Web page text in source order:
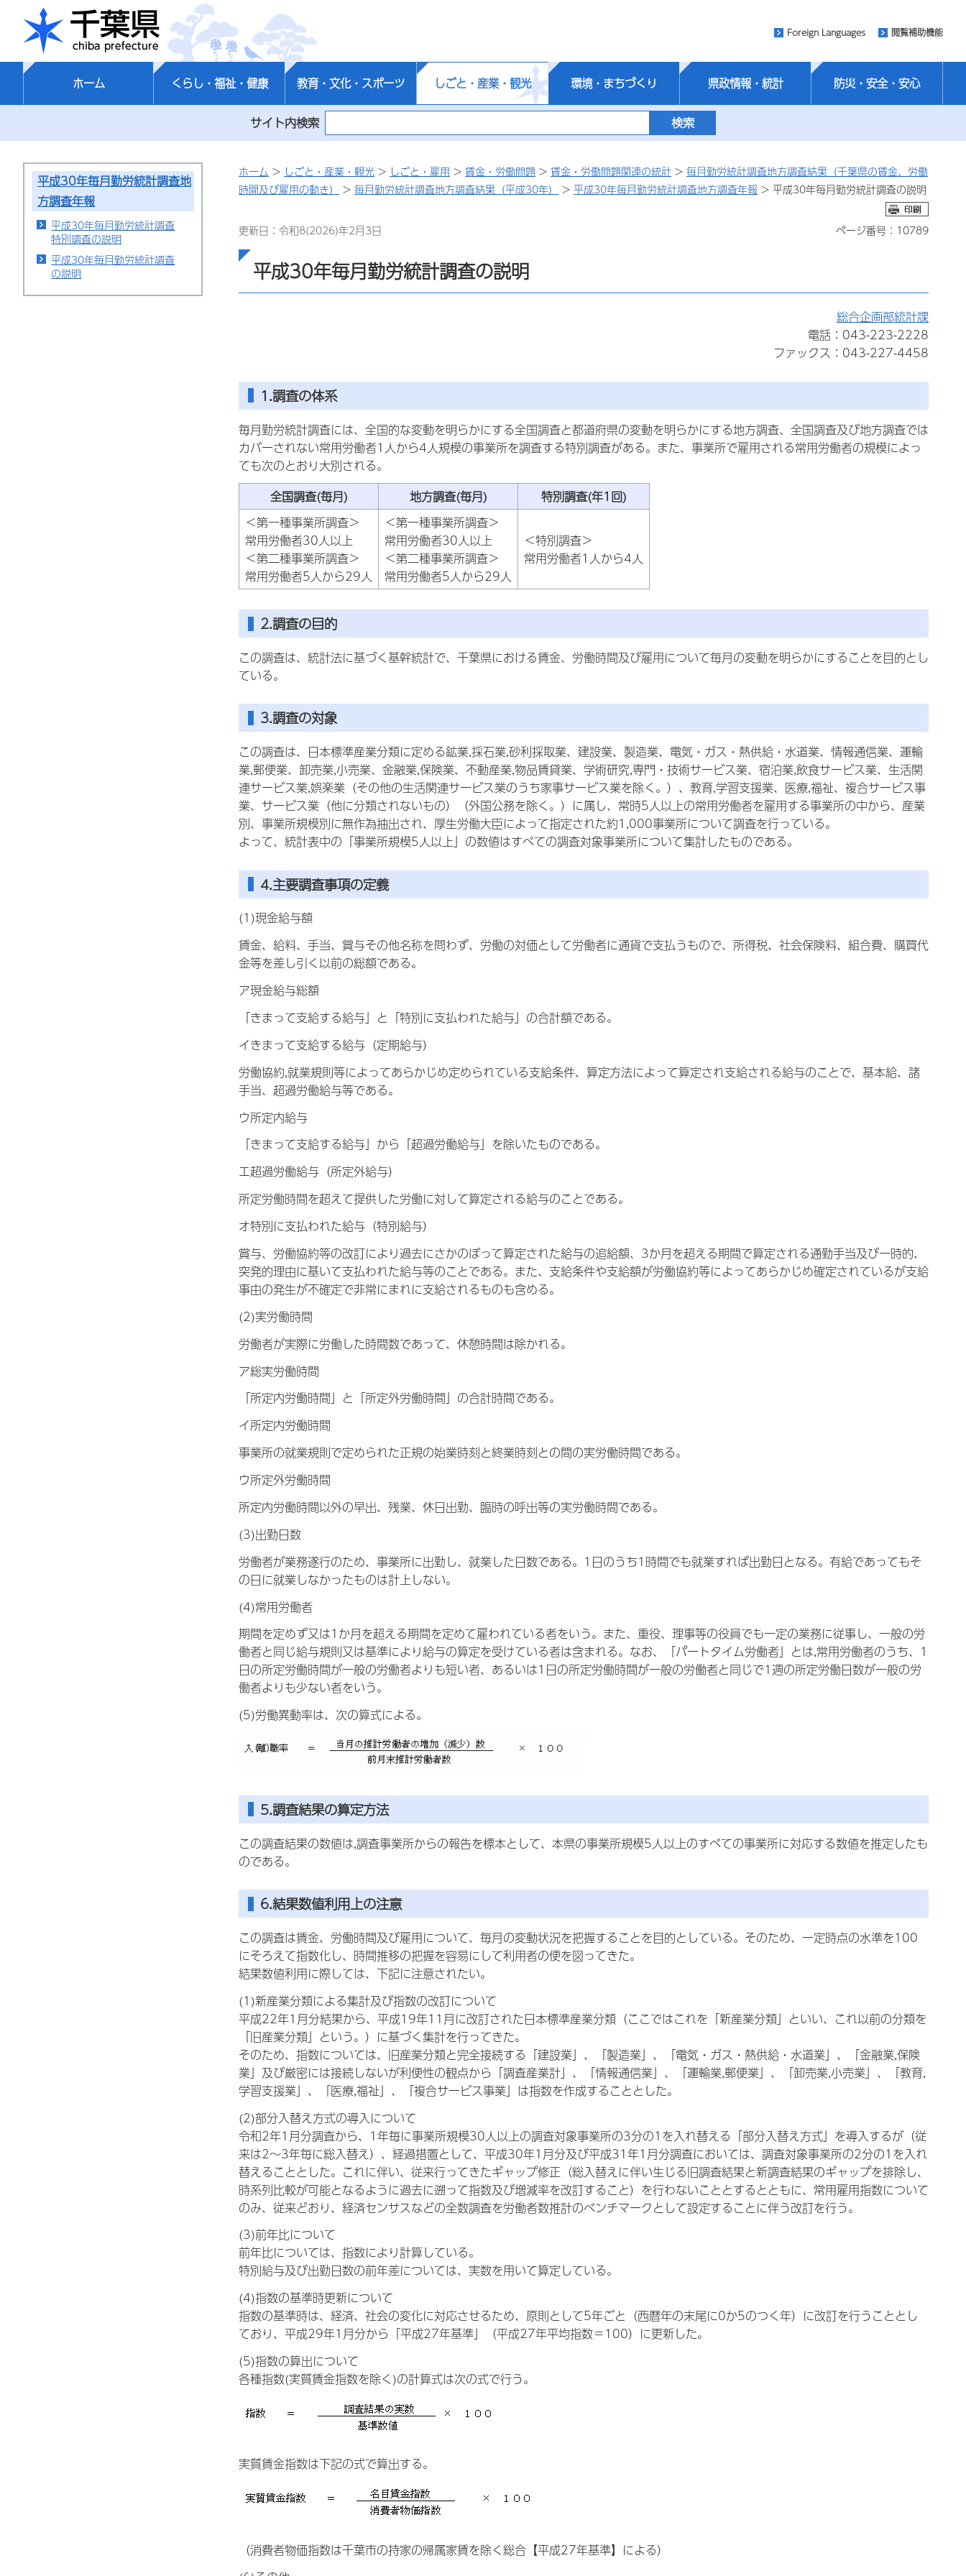
千葉県
Foreign Languages 閲覧補助機能
ホーム くらし・福祉・健康 教育・文化・スポーツ しごと・産業・観光 環境・まちづくり 県政情報・統計 防災・安全・安心
サイト内検索
平成30年毎月勤労統計調査地
方調査年報
平成30年毎月勤労統計調査
特別調査の説明
平成30年毎月勤労統計調査
の説明
ホーム > しごと・産業・観光 > しごと・雇用 > 賃金・労働問題 > 賃金・労働問題関連の統計 > 毎月勤労統計調査地方調査結果（千葉県の賃金、労働
時間及び雇用の動き）
> 毎月勤労統計調査地方調査結果（平成30年） > 平成30年毎月勤労統計調査地方調査年報 > 平成30年毎月勤労統計調査の説明
更新日：令和8(2026)年2月3日 ページ番号：10789
平成30年毎月勤労統計調査の説明
総合企画部統計課
電話：043-223-2228
ファックス：043-227-4458
1.調査の体系
毎月勤労統計調査には、全国的な変動を明らかにする全国調査と都道府県の変動を明らかにする地方調査、全国調査及び地方調査では
カバーされない常用労働者1人から4人規模の事業所を調査する特別調査がある。また、事業所で雇用される常用労働者の規模によっ
ても次のとおり大別される。
全国調査(毎月)
地方調査(毎月)
特別調査(年1回)
＜第一種事業所調査＞
常用労働者30人以上
＜第二種事業所調査＞
常用労働者5人から29人
＜第一種事業所調査＞
常用労働者30人以上
＜第二種事業所調査＞
常用労働者5人から29人
＜特別調査＞
常用労働者1人から4人
2.調査の目的
この調査は、統計法に基づく基幹統計で、千葉県における賃金、労働時間及び雇用について毎月の変動を明らかにすることを目的とし
ている。
3.調査の対象
この調査は、日本標準産業分類に定める鉱業,採石業,砂利採取業、建設業、製造業、電気・ガス・熱供給・水道業、情報通信業、運輸
業,郵便業、卸売業,小売業、金融業,保険業、不動産業,物品賃貸業、学術研究,専門・技術サービス業、宿泊業,飲食サービス業、生活関
連サービス業,娯楽業（その他の生活関連サービス業のうち家事サービス業を除く。）、教育,学習支援業、医療,福祉、複合サービス事
業、サービス業（他に分類されないもの）（外国公務を除く。）に属し、常時5人以上の常用労働者を雇用する事業所の中から、産業
別、事業所規模別に無作為抽出され、厚生労働大臣によって指定された約1,000事業所について調査を行っている。
よって、統計表中の「事業所規模5人以上」の数値はすべての調査対象事業所について集計したものである。
4.主要調査事項の定義
(1)現金給与額
賃金、給料、手当、賞与その他名称を問わず、労働の対価として労働者に通貨で支払うもので、所得税、社会保険料、組合費、購買代
金等を差し引く以前の総額である。
ア現金給与総額
「きまって支給する給与」と「特別に支払われた給与」の合計額である。
イきまって支給する給与（定期給与）
労働協約,就業規則等によってあらかじめ定められている支給条件、算定方法によって算定され支給される給与のことで、基本給、諸
手当、超過労働給与等である。
ウ所定内給与
「きまって支給する給与」から「超過労働給与」を除いたものである。
エ超過労働給与（所定外給与）
所定労働時間を超えて提供した労働に対して算定される給与のことである。
オ特別に支払われた給与（特別給与）
賞与、労働協約等の改訂により過去にさかのぼって算定された給与の追給額、3か月を超える期間で算定される通勤手当及び一時的、
突発的理由に基いて支払われた給与等のことである。また、支給条件や支給額が労働協約等によってあらかじめ確定されているが支給
事由の発生が不確定で非常にまれに支給されるものも含める。
(2)実労働時間
労働者が実際に労働した時間数であって、休憩時間は除かれる。
ア総実労働時間
「所定内労働時間」と「所定外労働時間」の合計時間である。
イ所定内労働時間
事業所の就業規則で定められた正規の始業時刻と終業時刻との間の実労働時間である。
ウ所定外労働時間
所定内労働時間以外の早出、残業、休日出勤、臨時の呼出等の実労働時間である。
(3)出勤日数
労働者が業務遂行のため、事業所に出勤し、就業した日数である。1日のうち1時間でも就業すれば出勤日となる。有給であってもそ
の日に就業しなかったものは計上しない。
(4)常用労働者
期間を定めず又は1か月を超える期間を定めて雇われている者をいう。また、重役、理事等の役員でも一定の業務に従事し、一般の労
働者と同じ給与規則又は基準により給与の算定を受けている者は含まれる。なお、「パートタイム労働者」とは,常用労働者のうち、1
日の所定労働時間が一般の労働者よりも短い者、あるいは1日の所定労働時間が一般の労働者と同じで1週の所定労働日数が一般の労
働者よりも少ない者をいう。
(5)労働異動率は、次の算式による。
5.調査結果の算定方法
この調査結果の数値は,調査事業所からの報告を標本として、本県の事業所規模5人以上のすべての事業所に対応する数値を推定したも
のである。
6.結果数値利用上の注意
この調査は賃金、労働時間及び雇用について、毎月の変動状況を把握することを目的としている。そのため、一定時点の水準を100
にそろえて指数化し、時間推移の把握を容易にして利用者の便を図ってきた。
結果数値利用に際しては、下記に注意されたい。
(1)新産業分類による集計及び指数の改訂について
平成22年1月分結果から、平成19年11月に改訂された日本標準産業分類（ここではこれを「新産業分類」といい、これ以前の分類を
「旧産業分類」という。）に基づく集計を行ってきた。
そのため、指数については、旧産業分類と完全接続する「建設業」、「製造業」、「電気・ガス・熱供給・水道業」、「金融業,保険
業」及び厳密には接続しないが利便性の観点から「調査産業計」、「情報通信業」、「運輸業,郵便業」、「卸売業,小売業」、「教育,
学習支援業」、「医療,福祉」、「複合サービス事業」は指数を作成することとした。
(2)部分入替え方式の導入について
令和2年1月分調査から、1年毎に事業所規模30人以上の調査対象事業所の3分の1を入れ替える「部分入替え方式」を導入するが（従
来は2～3年毎に総入替え）、経過措置として、平成30年1月分及び平成31年1月分調査においては、調査対象事業所の2分の1を入れ
替えることとした。これに伴い、従来行ってきたギャップ修正（総入替えに伴い生じる旧調査結果と新調査結果のギャップを排除し、
時系列比較が可能となるように過去に遡って指数及び増減率を改訂すること）を行わないこととするとともに、常用雇用指数について
のみ、従来どおり、経済センサスなどの全数調査を労働者数推計のベンチマークとして設定することに伴う改訂を行う。
(3)前年比について
前年比については、指数により計算している。
特別給与及び出勤日数の前年差については、実数を用いて算定している。
(4)指数の基準時更新について
指数の基準時は、経済、社会の変化に対応させるため、原則として5年ごと（西暦年の末尾に0か5のつく年）に改訂を行うこととし
ており、平成29年1月分から「平成27年基準」（平成27年平均指数＝100）に更新した。
(5)指数の算出について
各種指数(実質賃金指数を除く)の計算式は次の式で行う。
実質賃金指数は下記の式で算出する。
（消費者物価指数は千葉市の持家の帰属家賃を除く総合【平成27年基準】による）